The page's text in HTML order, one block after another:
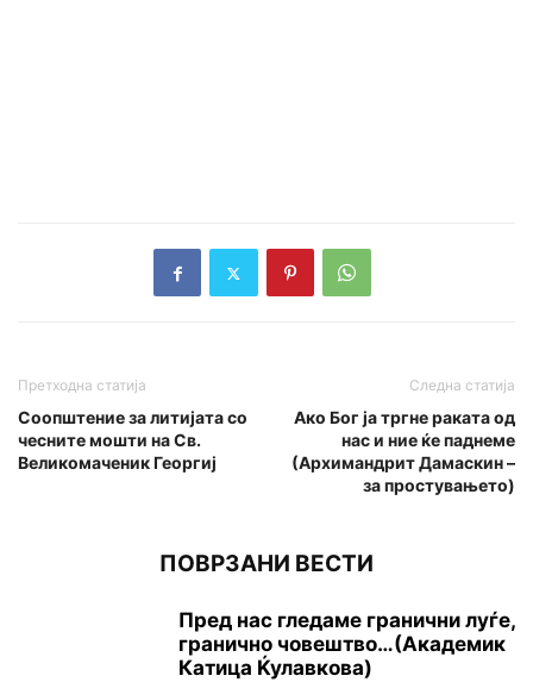
Претходна статија
Соопштение за литијата со
чесните мошти на Св.
Великомаченик Георгиј
Следна статија
Ако Бог ја тргне раката од
нас и ние ќе паднеме
(Архимандрит Дамаскин –
за простувањето)
ПОВРЗАНИ ВЕСТИ
Пред нас гледаме гранични луѓе,
гранично човештво…(Академик
Катица Ќулавкова)